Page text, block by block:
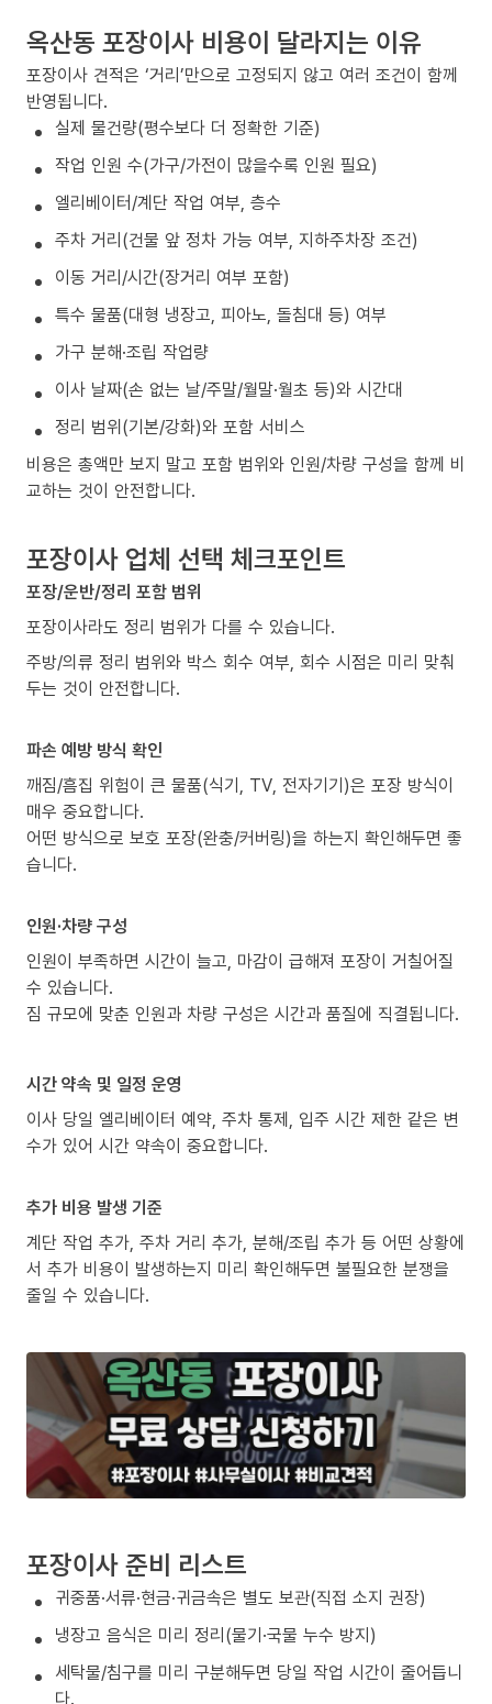
옥산동 포장이사 비용이 달라지는 이유
포장이사 견적은 ‘거리’만으로 고정되지 않고 여러 조건이 함께
반영됩니다.
실제 물건량(평수보다 더 정확한 기준)
작업 인원 수(가구/가전이 많을수록 인원 필요)
엘리베이터/계단 작업 여부, 층수
주차 거리(건물 앞 정차 가능 여부, 지하주차장 조건)
이동 거리/시간(장거리 여부 포함)
특수 물품(대형 냉장고, 피아노, 돌침대 등) 여부
가구 분해·조립 작업량
이사 날짜(손 없는 날/주말/월말·월초 등)와 시간대
정리 범위(기본/강화)와 포함 서비스
비용은 총액만 보지 말고 포함 범위와 인원/차량 구성을 함께 비
교하는 것이 안전합니다.
포장이사 업체 선택 체크포인트
포장/운반/정리 포함 범위
포장이사라도 정리 범위가 다를 수 있습니다.
주방/의류 정리 범위와 박스 회수 여부, 회수 시점은 미리 맞춰
두는 것이 안전합니다.
파손 예방 방식 확인
깨짐/흠집 위험이 큰 물품(식기, TV, 전자기기)은 포장 방식이
매우 중요합니다.
어떤 방식으로 보호 포장(완충/커버링)을 하는지 확인해두면 좋
습니다.
인원·차량 구성
인원이 부족하면 시간이 늘고, 마감이 급해져 포장이 거칠어질
수 있습니다.
짐 규모에 맞춘 인원과 차량 구성은 시간과 품질에 직결됩니다.
시간 약속 및 일정 운영
이사 당일 엘리베이터 예약, 주차 통제, 입주 시간 제한 같은 변
수가 있어 시간 약속이 중요합니다.
추가 비용 발생 기준
계단 작업 추가, 주차 거리 추가, 분해/조립 추가 등 어떤 상황에
서 추가 비용이 발생하는지 미리 확인해두면 불필요한 분쟁을
줄일 수 있습니다.
포장이사 준비 리스트
귀중품·서류·현금·귀금속은 별도 보관(직접 소지 권장)
냉장고 음식은 미리 정리(물기·국물 누수 방지)
세탁물/침구를 미리 구분해두면 당일 작업 시간이 줄어듭니
다.